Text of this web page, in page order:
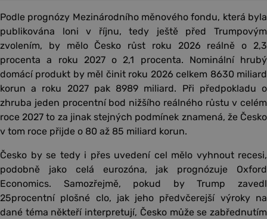
Podle prognózy Mezinárodního měnového fondu, která byla
publikována loni v říjnu, tedy ještě před Trumpovým
zvolením, by mělo Česko růst roku 2026 reálně o 2,3
procenta a roku 2027 o 2,1 procenta. Nominální hrubý
domácí produkt by měl činit roku 2026 celkem 8630 miliard
korun a roku 2027 pak 8989 miliard. Při předpokladu o
zhruba jeden procentní bod nižšího reálného růstu v celém
roce 2027 to za jinak stejných podmínek znamená, že Česko
v tom roce přijde o 80 až 85 miliard korun.
Česko by se tedy i přes uvedení cel mělo vyhnout recesi,
podobně jako celá eurozóna, jak prognózuje Oxford
Economics. Samozřejmě, pokud by Trump zavedl
25procentní plošné clo, jak jeho předvčerejší výroky na
dané téma někteří interpretují, Česko může se zabřednutím